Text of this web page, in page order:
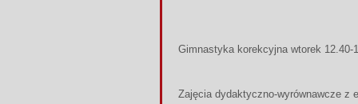
Gimnastyka korekcyjna wtorek 12.40-
Zajęcia dydaktyczno-wyrównawcze z